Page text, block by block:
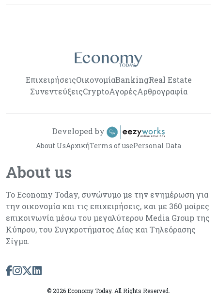
ΕπιχειρήσειςΟικονομίαBankingReal Estate
ΣυνεντεύξειςCryptoΑγορέςΑρθρογραφία
About us
Το Economy Today, συνώνυμο με την ενημέρωση για
την οικονομία και τις επιχειρήσεις, και με 360 μοίρες
επικοινωνία μέσω του μεγαλύτερου Media Group της
Κύπρου, του Συγκροτήματος Δίας και Τηλεόρασης
Σίγμα.
About UsΑρχικήTerms of usePersonal Data
Developed by
©2026 Economy Today. All Rights Reserved.